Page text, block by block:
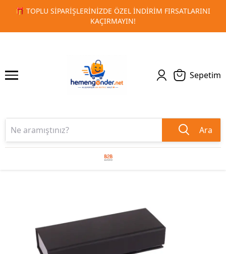
🚀 KURUMSAL PROMOSYON VE MATBAA
1 2
Sepetim
Ara